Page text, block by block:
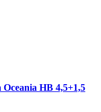
Oceania HB 4,5+1,5